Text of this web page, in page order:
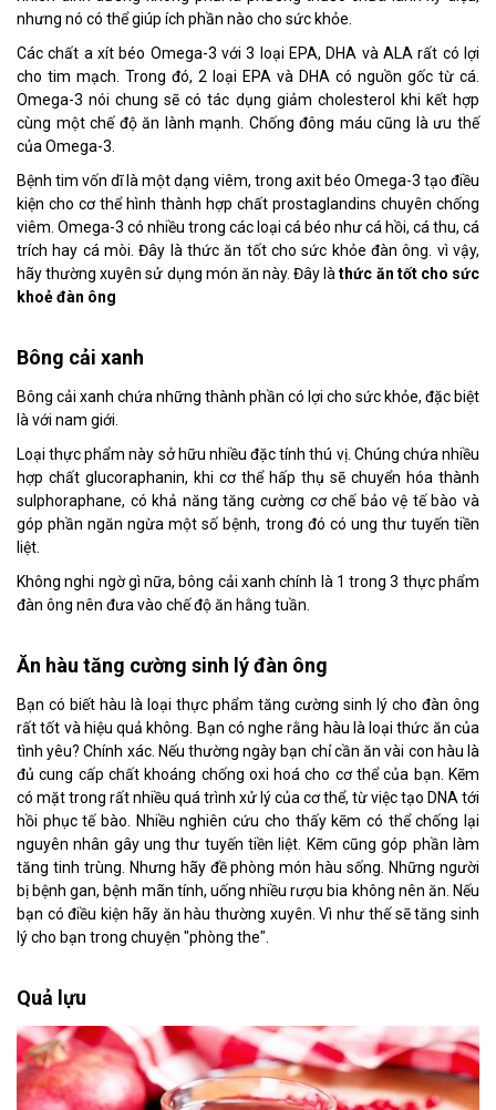
nhưng nó có thể giúp ích phần nào cho sức khỏe.
Các chất a xít béo Omega-3 với 3 loại EPA, DHA và ALA rất có lợi
cho tim mạch. Trong đó, 2 loại EPA và DHA có nguồn gốc từ cá.
Omega-3 nói chung sẽ có tác dụng giảm cholesterol khi kết hợp
cùng một chế độ ăn lành mạnh. Chống đông máu cũng là ưu thế
của Omega-3.
Bệnh tim vốn dĩ là một dạng viêm, trong axit béo Omega-3 tạo điều
kiện cho cơ thể hình thành hợp chất prostaglandins chuyên chống
viêm. Omega-3 có nhiều trong các loại cá béo như cá hồi, cá thu, cá
trích hay cá mòi. Đây là thức ăn tốt cho sức khỏe đàn ông. vì vậy,
hãy thường xuyên sử dụng món ăn này. Đây làthức ăn tốt cho sức
khoẻ đàn ông
Bông cải xanh
Bông cải xanh chứa những thành phần có lợi cho sức khỏe, đặc biệt
là với nam giới.
Loại thực phẩm này sở hữu nhiều đặc tính thú vị. Chúng chứa nhiều
hợp chất glucoraphanin, khi cơ thể hấp thụ sẽ chuyển hóa thành
sulphoraphane, có khả năng tăng cường cơ chế bảo vệ tế bào và
góp phần ngăn ngừa một số bệnh, trong đó có ung thư tuyến tiền
liệt.
Không nghi ngờ gì nữa, bông cải xanh chính là 1 trong 3 thực phẩm
đàn ông nên đưa vào chế độ ăn hằng tuần.
Ăn hàu tăng cường sinh lý đàn ông
Bạn có biết hàu là loại thực phẩm tăng cường sinh lý cho đàn ông
rất tốt và hiệu quả không. Bạn có nghe rằng hàu là loại thức ăn của
tình yêu? Chính xác. Nếu thường ngày bạn chỉ cần ăn vài con hàu là
đủ cung cấp chất khoáng chống oxi hoá cho cơ thể của bạn. Kẽm
có mặt trong rất nhiều quá trình xử lý của cơ thể, từ việc tạo DNA tới
hồi phục tế bào. Nhiều nghiên cứu cho thấy kẽm có thể chống lại
nguyên nhân gây ung thư tuyến tiền liệt. Kẽm cũng góp phần làm
tăng tinh trùng. Nhưng hãy đề phòng món hàu sống. Những người
bị bệnh gan, bệnh mãn tính, uống nhiều rượu bia không nên ăn. Nếu
bạn có điều kiện hãy ăn hàu thường xuyên. Vì như thế sẽ tăng sinh
lý cho bạn trong chuyện "phòng the".
Quả lựu